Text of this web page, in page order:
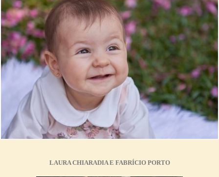
LAURA CHIARADIA E FABRÍCIO PORTO